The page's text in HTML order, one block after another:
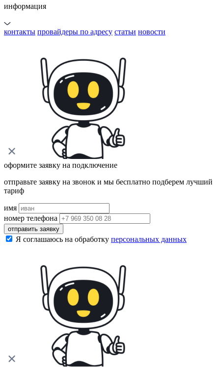
информация
контакты провайдеры по адресу статьи новости
оформите заявку на подключение
отправьте заявку на звонок и мы бесплатно подберем лучший
тариф
имя
номер телефона
отправить заявку
Я соглашаюсь на обработку персональных данных